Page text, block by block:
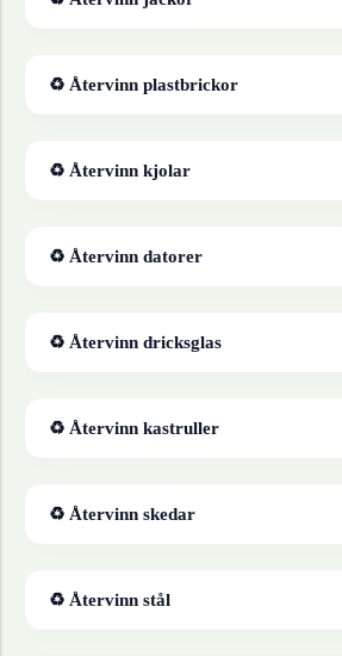
♻ Återvinn plastbrickor
♻ Återvinn kjolar
♻ Återvinn datorer
♻ Återvinn dricksglas
♻ Återvinn kastruller
♻ Återvinn skedar
♻ Återvinn stål